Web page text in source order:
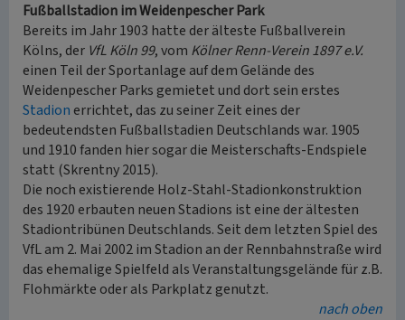
Fußballstadion im Weidenpescher Park
Bereits im Jahr 1903 hatte der älteste Fußballverein
Kölns, der VfL Köln 99, vom Kölner Renn-Verein 1897 e.V.
einen Teil der Sportanlage auf dem Gelände des
Weidenpescher Parks gemietet und dort sein erstes
Stadion errichtet, das zu seiner Zeit eines der
bedeutendsten Fußballstadien Deutschlands war. 1905
und 1910 fanden hier sogar die Meisterschafts-Endspiele
statt (Skrentny 2015).
Die noch existierende Holz-Stahl-Stadionkonstruktion
des 1920 erbauten neuen Stadions ist eine der ältesten
Stadiontribünen Deutschlands. Seit dem letzten Spiel des
VfL am 2. Mai 2002 im Stadion an der Rennbahnstraße wird
das ehemalige Spielfeld als Veranstaltungsgelände für z.B.
Flohmärkte oder als Parkplatz genutzt.
nach oben